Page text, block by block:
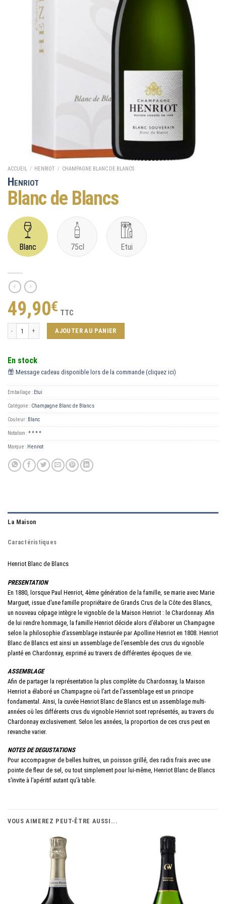
ACCUEIL / HENRIOT / CHAMPAGNE BLANC DE BLANCS
HENRIOT
Blanc de Blancs
Blanc 75cl Etui
49,90€ TTC
quantité de Blanc de BlancsAJOUTER AU PANIER
En stock
Message cadeau disponible lors de la commande (cliquez ici)
Emballage : Etui
Catégorie : Champagne Blanc de Blancs
Couleur : Blanc
Notation :* * * *
Marque : Henriot
La Maison
Caractéristiques
Henriot Blanc de Blancs
PRESENTATION
En 1880, lorsque Paul Henriot, 4ème génération de la famille, se marie avec Marie
Marguet, issue d’une famille propriétaire de Grands Crus de la Côte des Blancs,
un nouveau cépage intègre le vignoble de la Maison Henriot : le Chardonnay. Afin
de lui rendre hommage, la famille Henriot décide alors d’élaborer un Champagne
selon la philosophie d’assemblage instaurée par Apolline Henriot en 1808. Henriot
Blanc de Blancs est ainsi un assemblage de l’ensemble des crus du vignoble
planté en Chardonnay, exprimé au travers de différentes époques de vie.
ASSEMBLAGE
Afin de partager la représentation la plus complète du Chardonnay, la Maison
Henriot a élaboré un Champagne où l’art de l’assemblage est un principe
fondamental. Ainsi, la cuvée Henriot Blanc de Blancs est un assemblage multi-
années où les différents crus du vignoble Henriot sont représentés, au travers du
Chardonnay exclusivement. Selon les années, la proportion de ces crus peut en
revanche varier.
NOTES DE DEGUSTATIONS
Pour accompagner de belles huitres, un poisson grillé, des radis frais avec une
pointe de fleur de sel, ou tout simplement pour lui-même, Henriot Blanc de Blancs
s’invite à l’apéritif autant qu’à table.
VOUS AIMEREZ PEUT-ÊTRE AUSSI...